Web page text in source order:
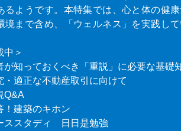
るようです。本特集では、心と体の健
境まで含め、「ウェルネス」を実践し
中＞
が知っておくべき「重説」に必要な基礎
・適正な不動産取引に向けて
Q&A
！建築のキホン
ススタディ 日日是勉強